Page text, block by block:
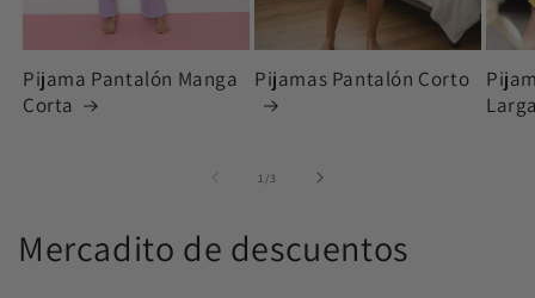
Pijama Pantalón Manga
Corta
Pijamas Pantalón Corto
1 /de
3
Mercadito de descuentos